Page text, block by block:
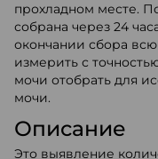
прохладном месте.
собрана через 24
окончании сбора
измерить с
мочи отобрать для
мочи.
Описание
Это выявление